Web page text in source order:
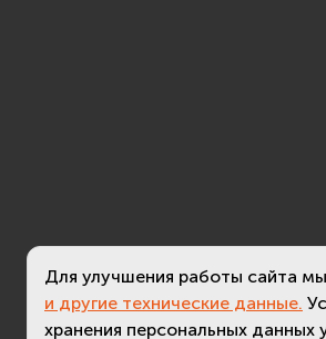
Для улучшения работы сайта
и другие технические данные.
хранения персональных данных